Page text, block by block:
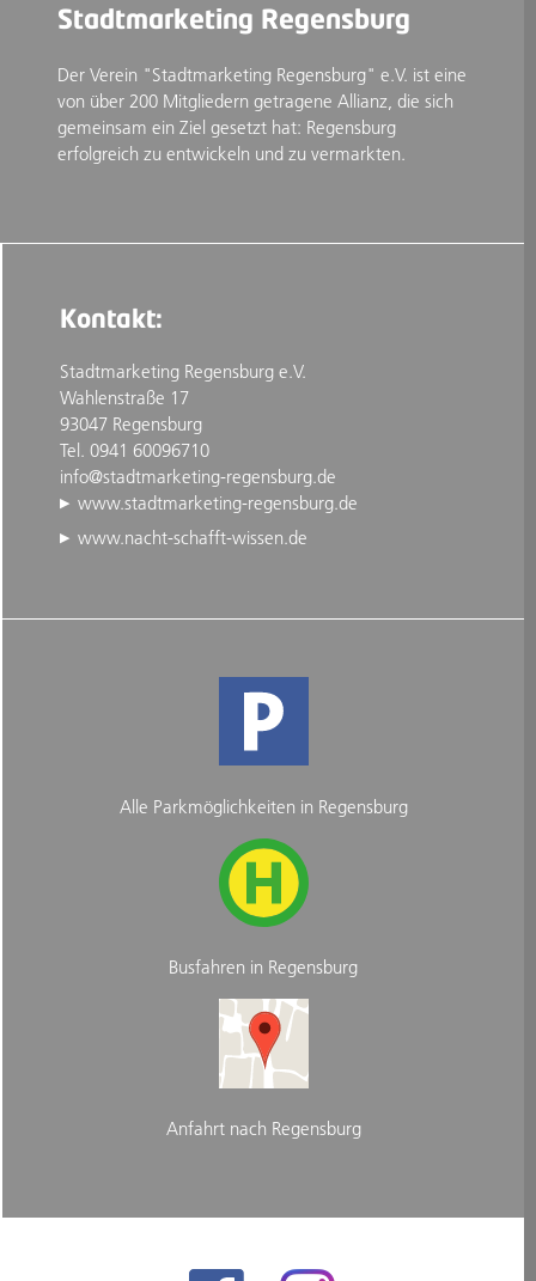
Stadtmarketing Regensburg
Der Verein "Stadtmarketing Regensburg" e.V. ist eine
von über 200 Mitgliedern getragene Allianz, die sich
gemeinsam ein Ziel gesetzt hat: Regensburg
erfolgreich zu entwickeln und zu vermarkten.
Kontakt:
Stadtmarketing Regensburg e.V.
Wahlenstraße 17
93047 Regensburg
Tel. 0941 60096710
info@stadtmarketing-regensburg.de
www.stadtmarketing-regensburg.de
www.nacht-schafft-wissen.de
Alle Parkmöglichkeiten in Regensburg
Busfahren in Regensburg
Anfahrt nach Regensburg